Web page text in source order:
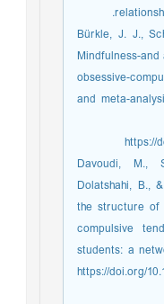
Bürkle, J. J.,
Mindfulness-
obsessive-
and meta-
Davoudi, M.,
Dolatshahi, B.,
the structure
compulsive
students: a
Notes, 16(1), 193.‏